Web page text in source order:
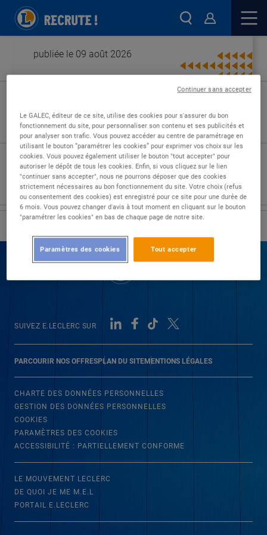
publiée le 09 août 2026
Type de contrat :
Expérience :
Études :
PARCOURIR NOS OFFRESPLAN DU SITEMENTIONS LÉGALES
SUIVEZ E.LECLERC SUR
CHARTE DES DONNÉES PERSONNELLES
GESTION DES DONNÉES PERSONNELLES
COOKIES
PARAMÈTRES DES COOKIES
ACCESSIBILITÉ : PARTIELLEMENT CONFORME
LE MOUVEMENT LECLERC
DE QUOI JE ME M.E.L
PORTAIL E.LECLERC
Le GALEC, éditeur de ce site, utilise des cookies pour s'assurer du bon
fonctionnement du site, pour personnaliser son contenu et ses publicités et
pour analyser son trafic. Vous pouvez accéder au centre de paramétrage en
utilisant le bouton “paramétrer les cookies” pour exprimer vos choix sur les
cookies. Vous pouvez également utiliser le bouton "tout accepter" pour
autoriser le dépôt de tous les cookies. Enfin, si vous cliquez sur le lien
"continuer sans accepter", nous ne pourrons déposer que des cookies
strictement nécessaires au bon fonctionnement du site. Votre choix (refus
ou consentement des cookies) est enregistré pour ce site pour une durée de
6 mois. Vous pouvez changer d'avis à tout moment en cliquant sur le bouton
"paramétrer les cookies" en bas de chaque page de notre site.
Tout accepter
Paramètres des cookies
Continuer sans accepter